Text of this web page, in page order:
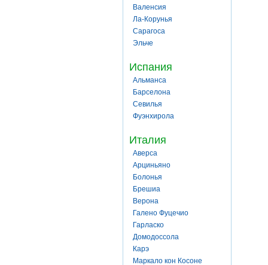
Валенсия
Ла-Корунья
Сарагоса
Эльче
Испания
Альманса
Барселона
Севилья
Фуэнхирола
Италия
Аверса
Арциньяно
Болонья
Брешиа
Верона
Галено Фуцечио
Гарласко
Домодоссола
Карэ
Маркало кон Косоне